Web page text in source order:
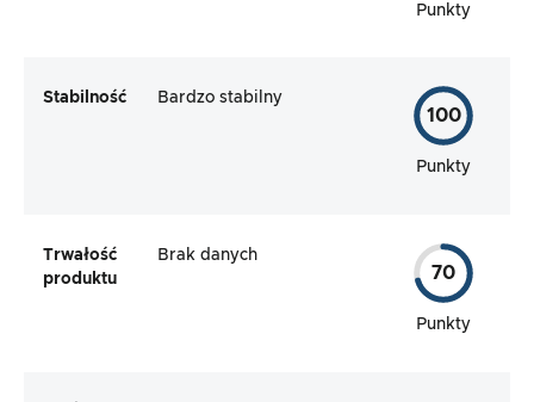
Punkty
Stabilność Bardzo stabilny
100
Punkty
Trwałość
produktu
Brak danych
70
Punkty